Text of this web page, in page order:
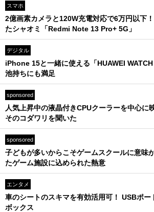
スマホ
2億画素カメラと120W充電対応で6万円以下
たシャオミ「Redmi Note 13 Pro+ 5G」
デジタル
iPhone 15と一緒に使える「HUAWEI
池持ちにも満足
sponsored
人気上昇中の液晶付きCPUクーラーを中心に
そのコダワリを聞いた
sponsored
子どもが多いからこそゲームスクールに意味
たゲーム施設に込められた熱意
エンタメ
車のシートのスキマを有効活用可！ USBポー
ボックス